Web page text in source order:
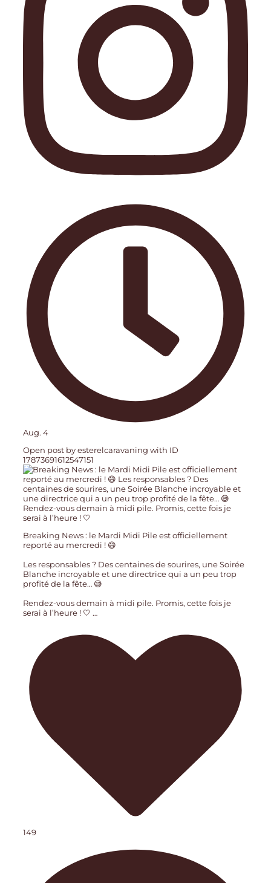
Aug. 4
Open post by esterelcaravaning with ID
17873691612547151
Breaking News : le Mardi Midi Pile est officiellement
reporté au mercredi ! 😄
Les responsables ? Des centaines de sourires, une Soirée
Blanche incroyable et une directrice qui a un peu trop
profité de la fête… 😅
Rendez-vous demain à midi pile. Promis, cette fois je
serai à l’heure ! 🤍 …
149